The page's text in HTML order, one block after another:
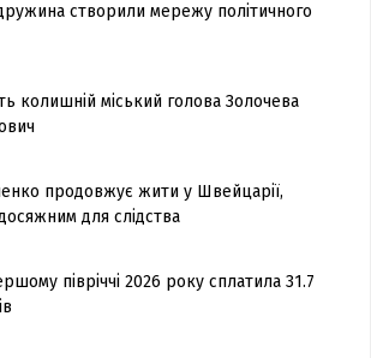
створили мережу політичного
колишній міський голова Золочева
продовжує жити у Швейцарії,
для слідства
півріччі 2026 року сплатила 31.7